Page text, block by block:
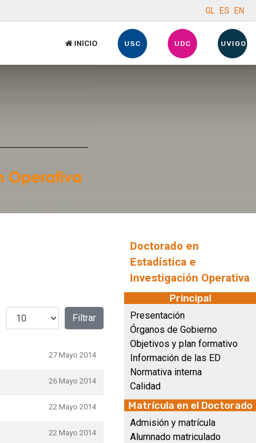
GL ES EN
INICIO USC UDC UVIGO
Cantidad a mostrarFiltrar
27 Mayo 2014
26 Mayo 2014
22 Mayo 2014
22 Mayo 2014
Doctorado en
Estadística e
Investigación Operativa
Principal
Presentación
Órganos de Gobierno
Objetivos y plan formativo
Información de las ED
Normativa interna
Calidad
Matrícula en el Doctorado
Admisión y matrícula
Alumnado matriculado